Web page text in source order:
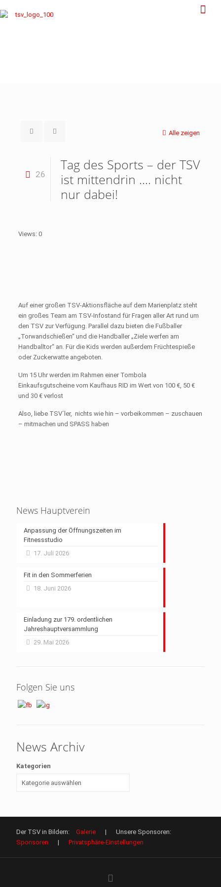
Alle zeigen
26
Tag des Sports – der TSV
ist mittendrin …. nicht
nur dabei!
Views: 0
Auf einer großen TSV-Aktionsfläche auf dem Marienplatz steht
ein großes Team am TSV-Infostand für Fragen aller Art rund um
den TSV zur Verfügung. Parallel dazu bieten die Fußballer
„Torwandschießen“ und die Handballer „Ziele werfen am
Handballtor“ an. Für die Kids werden außerdem Früchtespieße
oder Zuckerwatte angeboten.
Um 15 Uhr werden im Rahmen einer Tombola
Einkaufsgutscheine vom Kaufhaus RID im Wert von 100 €, 50 €
und 30 € verlost
Also, liebe TSV´ler, nichts wie hin – vorbeikommen – zuschauen
– mitmachen und SPASS haben
News Hauptverein
Anpassung der Öffnungszeiten im
Fitnessstudio
17. Juli 2026
Fit in den Sommerferien
18. Juni 2026
Einladung zur 179. ordentlichen
Jahreshauptversammlung
29. Mai 2026
Folgen Sie uns
News Archiv
Kategorien
Der TSV in Bildern: Galerie | Unsere Sponsoren:
Sponsoren | Privatsphäre-Einstellungen